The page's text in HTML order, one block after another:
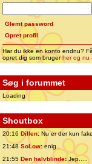
Glemt password
Opret profil
Har du ikke en konto endnu?
opret dig som brugerher og nu
Søg i forummet
Loading
Shoutbox
20:16 Dillen: Nu er der kun
21:48 SoLow:enig..
21:55 Den halvblinde:Jep.....